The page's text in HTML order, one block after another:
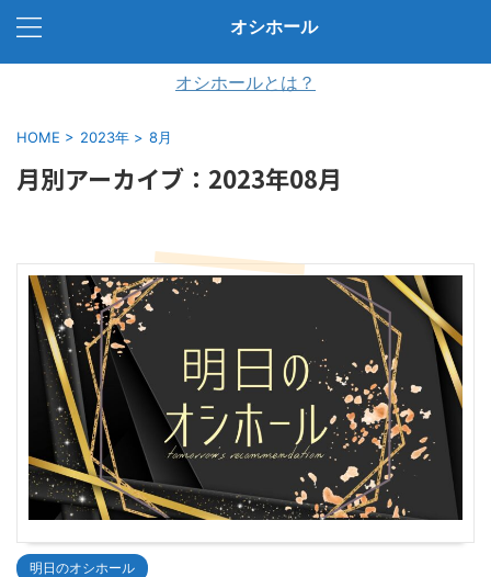
オシホール
オシホールとは？
HOME > 2023年 > 8月
月別アーカイブ：2023年08月
明日のオシホール